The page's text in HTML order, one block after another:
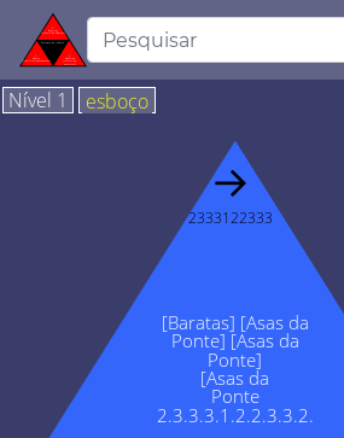
Nível 1 esboço
[Baratas] [Asas da
Ponte] [Asas da
Ponte]
[Asas da
Ponte
2.3.3.3.1.2.2.3.3.2.
→
2333122333